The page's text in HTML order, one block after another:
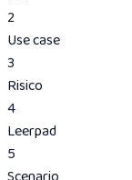
2
Use case
3
Risico
4
Leerpad
5